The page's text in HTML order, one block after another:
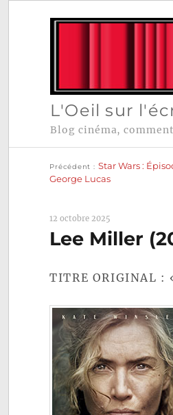
L'Oeil sur
Blog cinéma,
Navigation
de
Précédent
Star Wars :
George Lucas
12 octobre 2025
Lee Miller
TITRE ORIGINAL :